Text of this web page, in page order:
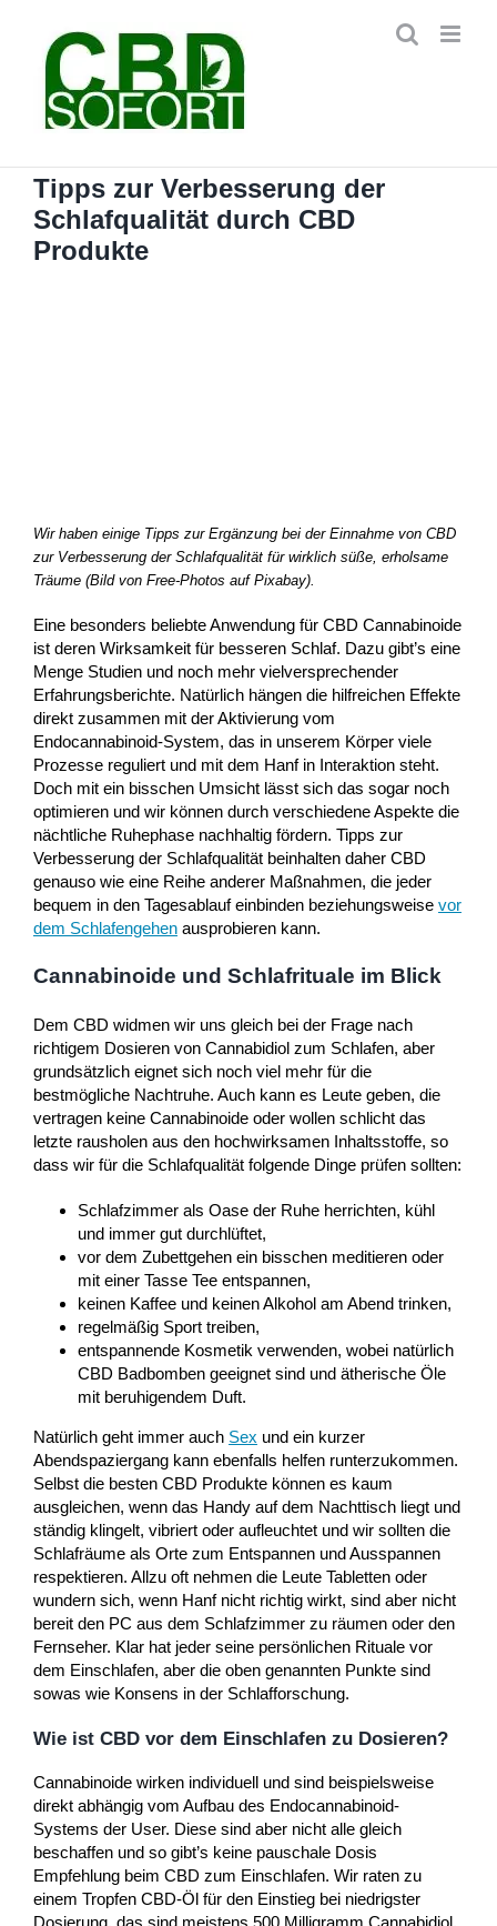
springen
Tipps zur Verbesserung der
Schlafqualität durch CBD
Produkte
Wir haben einige Tipps zur Ergänzung bei der Einnahme von CBD
zur Verbesserung der Schlafqualität für wirklich süße, erholsame
Träume (Bild von Free-Photos auf Pixabay).
Eine besonders beliebte Anwendung für CBD Cannabinoide
ist deren Wirksamkeit für besseren Schlaf. Dazu gibt’s eine
Menge Studien und noch mehr vielversprechender
Erfahrungsberichte. Natürlich hängen die hilfreichen Effekte
direkt zusammen mit der Aktivierung vom
Endocannabinoid-System, das in unserem Körper viele
Prozesse reguliert und mit dem Hanf in Interaktion steht.
Doch mit ein bisschen Umsicht lässt sich das sogar noch
optimieren und wir können durch verschiedene Aspekte die
nächtliche Ruhephase nachhaltig fördern. Tipps zur
Verbesserung der Schlafqualität beinhalten daher CBD
genauso wie eine Reihe anderer Maßnahmen, die jeder
bequem in den Tagesablauf einbinden beziehungsweise vor
dem Schlafengehen ausprobieren kann.
Cannabinoide und Schlafrituale im Blick
Dem CBD widmen wir uns gleich bei der Frage nach
richtigem Dosieren von Cannabidiol zum Schlafen, aber
grundsätzlich eignet sich noch viel mehr für die
bestmögliche Nachtruhe. Auch kann es Leute geben, die
vertragen keine Cannabinoide oder wollen schlicht das
letzte rausholen aus den hochwirksamen Inhaltsstoffe, so
dass wir für die Schlafqualität folgende Dinge prüfen sollten:
Schlafzimmer als Oase der Ruhe herrichten, kühl
und immer gut durchlüftet,
vor dem Zubettgehen ein bisschen meditieren oder
mit einer Tasse Tee entspannen,
keinen Kaffee und keinen Alkohol am Abend trinken,
regelmäßig Sport treiben,
entspannende Kosmetik verwenden, wobei natürlich
CBD Badbomben geeignet sind und ätherische Öle
mit beruhigendem Duft.
Natürlich geht immer auch Sex und ein kurzer
Abendspaziergang kann ebenfalls helfen runterzukommen.
Selbst die besten CBD Produkte können es kaum
ausgleichen, wenn das Handy auf dem Nachttisch liegt und
ständig klingelt, vibriert oder aufleuchtet und wir sollten die
Schlafräume als Orte zum Entspannen und Ausspannen
respektieren. Allzu oft nehmen die Leute Tabletten oder
wundern sich, wenn Hanf nicht richtig wirkt, sind aber nicht
bereit den PC aus dem Schlafzimmer zu räumen oder den
Fernseher. Klar hat jeder seine persönlichen Rituale vor
dem Einschlafen, aber die oben genannten Punkte sind
sowas wie Konsens in der Schlafforschung.
Wie ist CBD vor dem Einschlafen zu Dosieren?
Cannabinoide wirken individuell und sind beispielsweise
direkt abhängig vom Aufbau des Endocannabinoid-
Systems der User. Diese sind aber nicht alle gleich
beschaffen und so gibt’s keine pauschale Dosis
Empfehlung beim CBD zum Einschlafen. Wir raten zu
einem Tropfen CBD-Öl für den Einstieg bei niedrigster
Dosierung, das sind meistens 500 Milligramm Cannabidiol,